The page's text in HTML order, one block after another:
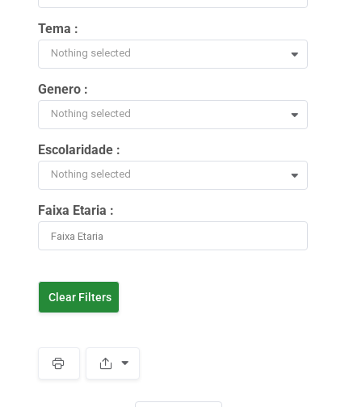
Tema :
Nothing selected
Genero :
Nothing selected
Escolaridade :
Nothing selected
Faixa Etaria :
Clear Filters